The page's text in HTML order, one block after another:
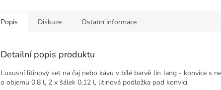
Popis Diskuze Ostatní informace
Detailní popis produktu
Luxusní litinový set na čaj nebo kávu v bílé barvě Jin Jang - konvice s
o objemu 0,8 l, 2 x šálek 0,12 l, litinová podložka pod konvici.